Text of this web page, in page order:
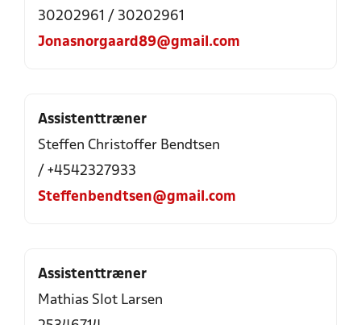
30202961 / 30202961
Jonasnorgaard89@gmail.com
Assistenttræner
Steffen Christoffer Bendtsen
/ +4542327933
Steffenbendtsen@gmail.com
Assistenttræner
Mathias Slot Larsen